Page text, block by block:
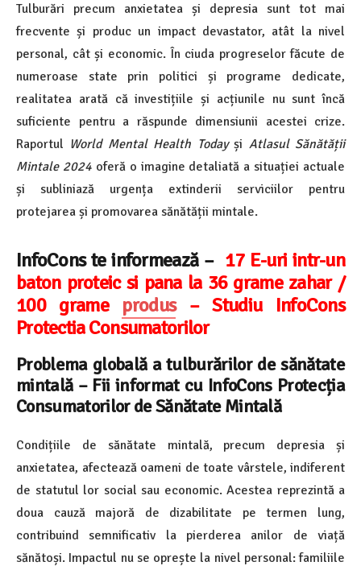
Tulburări precum anxietatea și depresia sunt tot mai
frecvente și produc un impact devastator, atât la nivel
personal, cât și economic. În ciuda progreselor făcute de
numeroase state prin politici și programe dedicate,
realitatea arată că investițiile și acțiunile nu sunt încă
suficiente pentru a răspunde dimensiunii acestei crize.
Raportul World Mental Health Todayși Atlasul Sănătății
Mintale 2024oferă o imagine detaliată a situației actuale
și subliniază urgența extinderii serviciilor pentru
protejarea și promovarea sănătății mintale.
InfoCons te informează – 17 E-uri intr-un
baton proteic si pana la 36 grame zahar /
100 grame produs– Studiu InfoCons
Protectia Consumatorilor
Problema globală a tulburărilor de sănătate
mintală – Fii informat cu InfoCons Protecția
Consumatorilor de Sănătate Mintală
Condițiile de sănătate mintală, precum depresia și
anxietatea, afectează oameni de toate vârstele, indiferent
de statutul lor social sau economic. Acestea reprezintă a
doua cauză majoră de dizabilitate pe termen lung,
contribuind semnificativ la pierderea anilor de viață
sănătoși. Impactul nu se oprește la nivel personal: familiile